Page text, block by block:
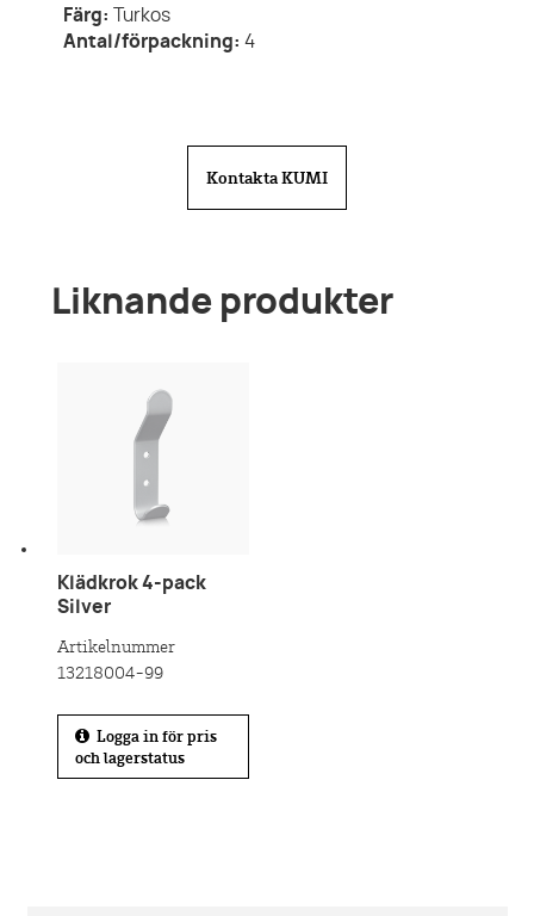
Färg: Turkos
Antal/förpackning: 4
Kontakta KUMI
Liknande produkter
Klädkrok 4-pack
Silver
Artikelnummer
13218004-99
Logga in för pris
och lagerstatus